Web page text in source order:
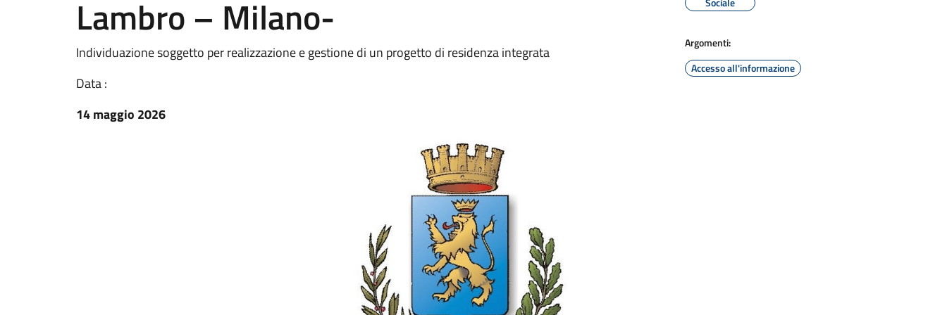
Lambro – Milano-
Individuazione soggetto per realizzazione e gestione di un progetto di residenza integrata
Data :
14 maggio 2026
Argomenti:
Accesso all'informazione